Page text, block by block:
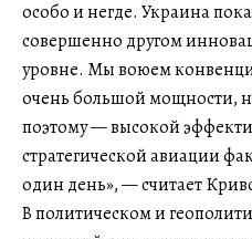
особо и негде. Украина
совершенно другом
уровне. Мы воюем
очень большой мощности,
поэтому — высокой
стратегической авиации
один день», — считает
В политическом и